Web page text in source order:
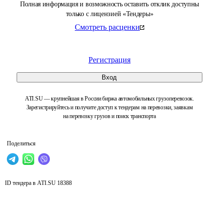
Полная информация и возможность оставить отклик доступны
только с лицензией «Тендеры»
Смотреть расценки
Регистрация
Вход
ATI.SU — крупнейшая в России биржа автомобильных грузоперевозок.
Зарегистрируйтесь и получите доступ к тендерам на перевозки, заявкам
на перевозку грузов и поиск транспорта
Поделиться
ID тендера в ATI.SU 18388